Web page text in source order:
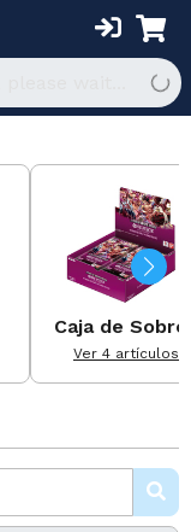
Caja de
Ver 4 artículos